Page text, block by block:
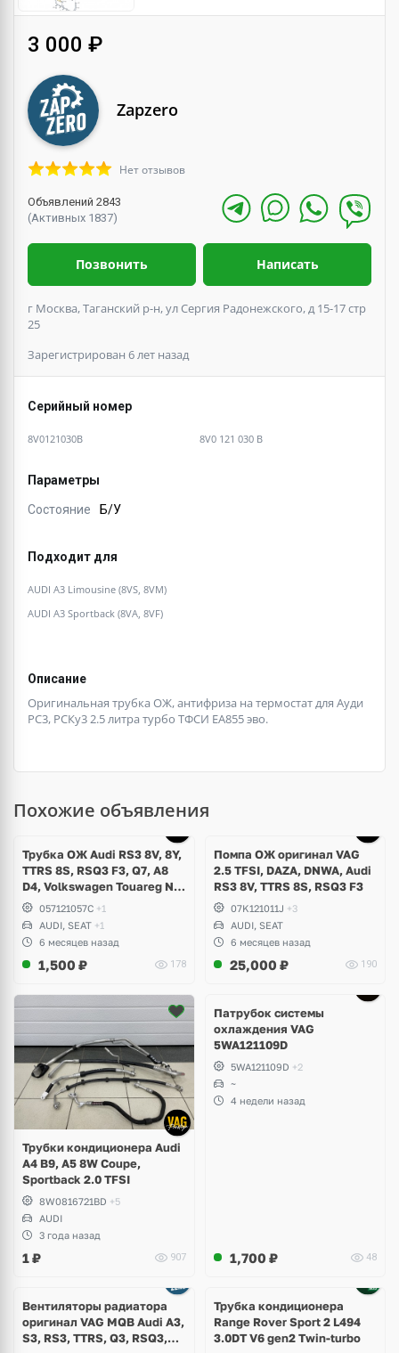
3 000 ₽
Zapzero
Нет отзывов
Объявлений 2843
(Активных 1837)
Позвонить Написать
г Москва, Таганский р-н, ул Сергия Радонежского, д 15-17 стр
25
Зарегистрирован 6 лет назад
Серийный номер
8V0121030B 8V0 121 030 B
Параметры
Состояние Б/У
Подходит для
AUDI A3 Limousine (8VS, 8VM)
AUDI A3 Sportback (8VA, 8VF)
Описание
Оригинальная трубка ОЖ, антифриза на термостат для Ауди
РС3, РСКу3 2.5 литра турбо ТФСИ ЕА855 эво.
Похожие объявления
Трубка ОЖ Audi RS3 8V, 8Y,
TTRS 8S, RSQ3 F3, Q7, A8
D4, Volkswagen Touareg NF,
Seat Formentor Cupra 2.5
TFSI DAZA, DNWA, CZGB
057121057C +1
AUDI, SEAT +1
6 месяцев назад
1,500 ₽ 178
Помпа ОЖ оригинал VAG
2.5 TFSI, DAZA, DNWA, Audi
RS3 8V, TTRS 8S, RSQ3 F3
07K121011J +3
AUDI, SEAT
6 месяцев назад
25,000 ₽ 190
Трубки кондиционера Audi
A4 B9, A5 8W Coupe,
Sportback 2.0 TFSI
8W0816721BD +5
AUDI
3 года назад
1₽ 907
Патрубок системы
охлаждения VAG
5WA121109D
5WA121109D +2
~
4 недели назад
1,700 ₽ 48
Вентиляторы радиатора
оригинал VAG MQB Audi A3,
S3, RS3, TTRS, Q3, RSQ3,
Трубка кондиционера
Range Rover Sport 2 L494
3.0DT V6 gen2 Twin-turbo